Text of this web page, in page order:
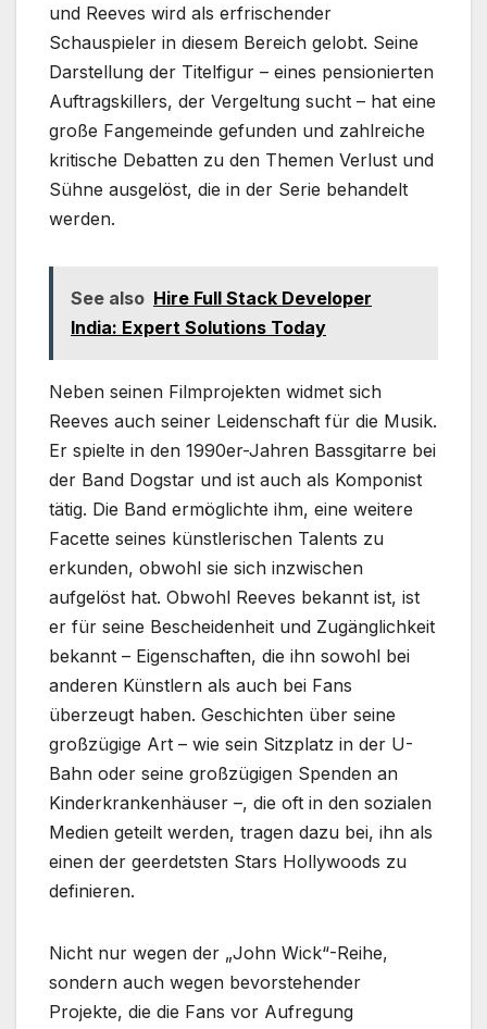
und Reeves wird als erfrischender
Schauspieler in diesem Bereich gelobt. Seine
Darstellung der Titelfigur – eines pensionierten
Auftragskillers, der Vergeltung sucht – hat eine
große Fangemeinde gefunden und zahlreiche
kritische Debatten zu den Themen Verlust und
Sühne ausgelöst, die in der Serie behandelt
werden.
See also Hire Full Stack Developer
India: Expert Solutions Today
Neben seinen Filmprojekten widmet sich
Reeves auch seiner Leidenschaft für die Musik.
Er spielte in den 1990er-Jahren Bassgitarre bei
der Band Dogstar und ist auch als Komponist
tätig. Die Band ermöglichte ihm, eine weitere
Facette seines künstlerischen Talents zu
erkunden, obwohl sie sich inzwischen
aufgelöst hat. Obwohl Reeves bekannt ist, ist
er für seine Bescheidenheit und Zugänglichkeit
bekannt – Eigenschaften, die ihn sowohl bei
anderen Künstlern als auch bei Fans
überzeugt haben. Geschichten über seine
großzügige Art – wie sein Sitzplatz in der U-
Bahn oder seine großzügigen Spenden an
Kinderkrankenhäuser –, die oft in den sozialen
Medien geteilt werden, tragen dazu bei, ihn als
einen der geerdetsten Stars Hollywoods zu
definieren.
Nicht nur wegen der „John Wick“-Reihe,
sondern auch wegen bevorstehender
Projekte, die die Fans vor Aufregung